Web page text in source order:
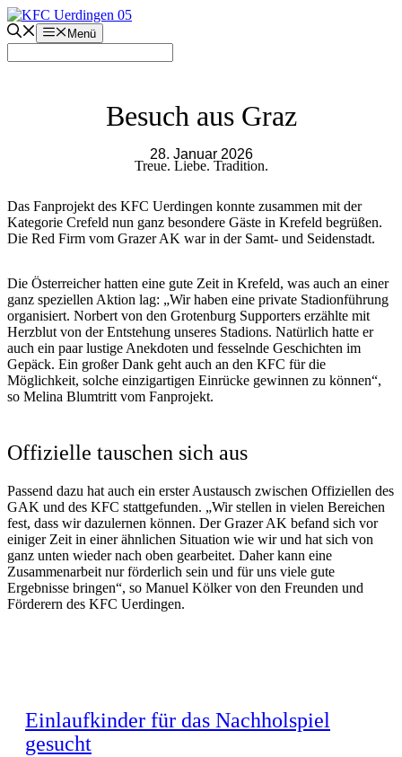
Zum
Inhalt
springen
Menü
Besuch aus Graz
28. Januar 2026
Treue. Liebe. Tradition.
Das Fanprojekt des KFC Uerdingen konnte zusammen mit der
Kategorie Crefeld nun ganz besondere Gäste in Krefeld begrüßen.
Die Red Firm vom Grazer AK war in der Samt- und Seidenstadt.
Die Österreicher hatten eine gute Zeit in Krefeld, was auch an einer
ganz speziellen Aktion lag: „Wir haben eine private Stadionführung
organisiert. Norbert von den Grotenburg Supporters erzählte mit
Herzblut von der Entstehung unseres Stadions. Natürlich hatte er
auch ein paar lustige Anekdoten und fesselnde Geschichten im
Gepäck. Ein großer Dank geht auch an den KFC für die
Möglichkeit, solche einzigartigen Einrücke gewinnen zu können“,
so Melina Blumtritt vom Fanprojekt.
Offizielle tauschen sich aus
Passend dazu hat auch ein erster Austausch zwischen Offiziellen des
GAK und des KFC stattgefunden. „Wir stellen in vielen Bereichen
fest, dass wir dazulernen können. Der Grazer AK befand sich vor
einiger Zeit in einer ähnlichen Situation wie wir und hat sich von
ganz unten wieder nach oben gearbeitet. Daher kann eine
Zusammenarbeit nur förderlich sein und für uns viele gute
Ergebnisse bringen“, so Manuel Kölker von den Freunden und
Förderern des KFC Uerdingen.
Einlaufkinder für das Nachholspiel
gesucht